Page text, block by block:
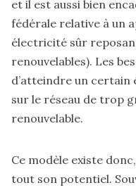
et il est aussi bien
fédérale relative à un
électricité sûr
renouvelables). Les
d’atteindre un certain
sur le réseau de trop
renouvelable.
Ce modèle existe
tout son potentiel.